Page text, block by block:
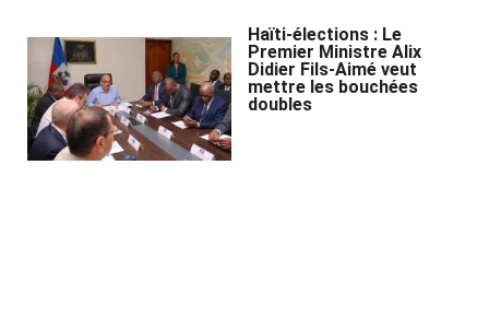
Haïti-élections : Le
Premier Ministre Alix
Didier Fils-Aimé veut
mettre les bouchées
doubles